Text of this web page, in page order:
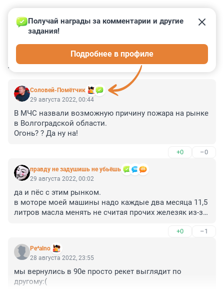
КОММЕНТАРИИ 5
Соловей-Помётчик
Получай награды за комментарии и другие
задания!
Подробнее в профиле
29 августа 2022, 00:44
В МЧС назвали возможную причину пожара на рынке
в Волгоградской области.
Огонь? ? Да ну на!
+0 –0
правду не задушишь не убьёшь
29 августа 2022, 00:02
да и пёс с этим рынком.
в моторе моей машины надо каждые два месяца 11,5
литров масла менять не считая прочих железяк из-за
вот за что мне такое наказание!
+0 –1
Pe⁴alno
28 августа 2022, 23:55
мы вернулись в 90е просто рекет выглядит по
другому:(